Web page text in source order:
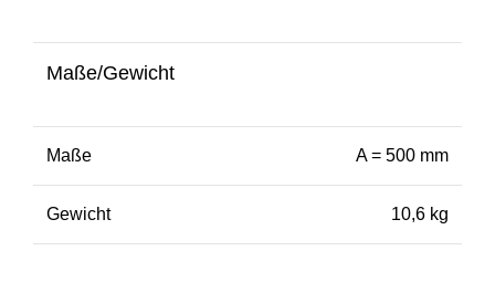
Maße/Gewicht
Maße A = 500 mm
Gewicht 10,6 kg